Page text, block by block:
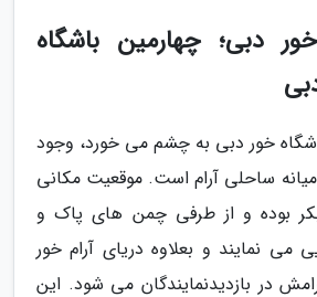
دبی؛ چهارمین باشگاه
خور دبی به چشم می خورد، وجود
ساحلی آرام است. موقعیت مکانی
بکر بوده و از طرفی چمن های پاک و
می نمایند و بعلاوه دریای آرام خور
در بازدیدنمایندگان می شود. این